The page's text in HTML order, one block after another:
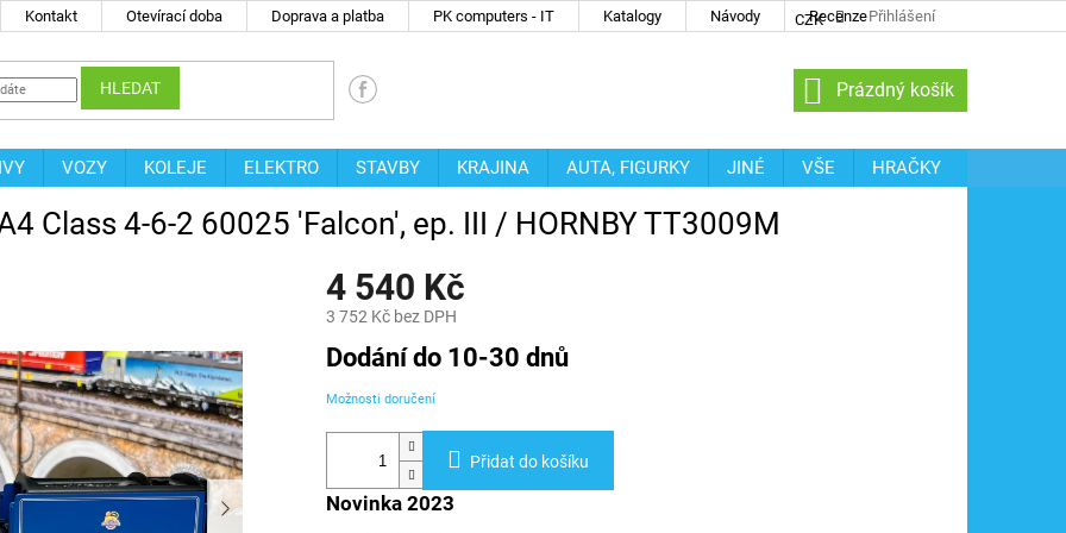
Kontakt Otevírací doba Doprava a platba PK computers - IT Katalogy Návody Recenze
CZK Přihlášení
HLEDAT
NÁKUPNÍ
KOŠÍK
Prázdný košík
VOZY KOLEJE ELEKTRO STAVBY KRAJINA AUTA, FIGURKY JINÉ VŠE
HRAČKY
Class 4-6-2 60025 'Falcon', ep. III / HORNBY TT3009M
4 540 Kč
3 752 Kč bez DPH
Měrná
cena:
Dodání do 10-30 dnů
Možnosti doručení
Přidat do košíku
Novinka 2023